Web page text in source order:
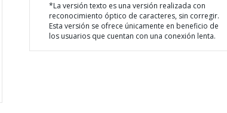
*La versión texto es una versión realizada con
reconocimiento óptico de caracteres, sin corregir.
Esta versión se ofrece únicamente en beneficio de
los usuarios que cuentan con una conexión lenta.